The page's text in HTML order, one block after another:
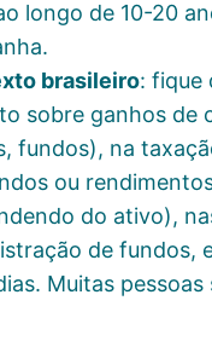
longo de 10-20
brasileiro: fique
sobre ganhos de
fundos), na
ou
do ativo),
de fundos,
Muitas pessoas